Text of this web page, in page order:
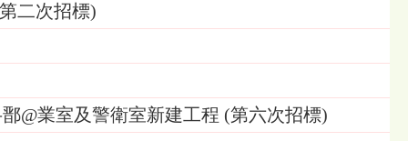
二次招標)
@業室及警衛室新建工程 (第六次招標)